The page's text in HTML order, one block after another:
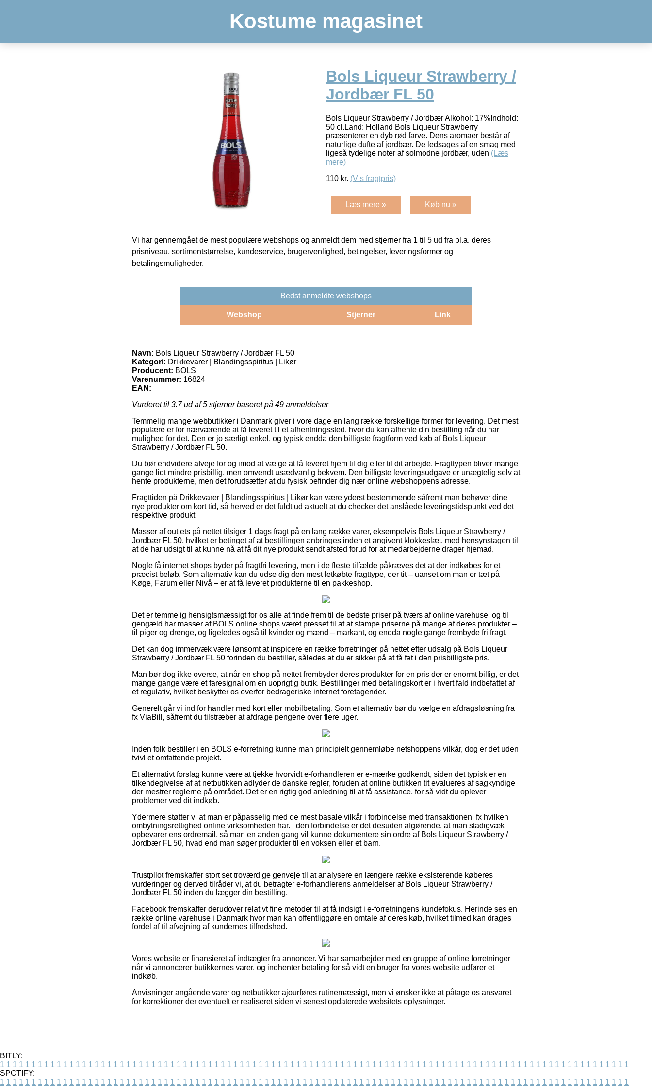
Kostume magasinet
Bols Liqueur Strawberry /
Jordbær FL 50
Bols Liqueur Strawberry / Jordbær Alkohol: 17%Indhold:
50 cl.Land: Holland Bols Liqueur Strawberry
præsenterer en dyb rød farve. Dens aromaer består af
naturlige dufte af jordbær. De ledsages af en smag med
ligeså tydelige noter af solmodne jordbær, uden (Læs
mere)
110 kr. (Vis fragtpris)
Læs mere » Køb nu »
Vi har gennemgået de mest populære webshops og anmeldt dem med stjerner fra 1 til 5 ud fra bl.a. deres
prisniveau, sortimentstørrelse, kundeservice, brugervenlighed, betingelser, leveringsformer og
betalingsmuligheder.
Bedst anmeldte webshops
Webshop Stjerner Link
Navn: Bols Liqueur Strawberry / Jordbær FL 50
Kategori: Drikkevarer | Blandingsspiritus | Likør
Producent: BOLS
Varenummer: 16824
EAN:
Vurderet til 3.7ud af 5 stjerner baseret på 49 anmeldelser
Temmelig mange webbutikker i Danmark giver i vore dage en lang række forskellige former for levering. Det mest
populære er for nærværende at få leveret til et afhentningssted, hvor du kan afhente din bestilling når du har
mulighed for det. Den er jo særligt enkel, og typisk endda den billigste fragtform ved køb af Bols Liqueur
Strawberry / Jordbær FL 50.
Du bør endvidere afveje for og imod at vælge at få leveret hjem til dig eller til dit arbejde. Fragttypen bliver mange
gange lidt mindre prisbillig, men omvendt usædvanlig bekvem. Den billigste leveringsudgave er unægtelig selv at
hente produkterne, men det forudsætter at du fysisk befinder dig nær online webshoppens adresse.
Fragttiden på Drikkevarer | Blandingsspiritus | Likør kan være yderst bestemmende såfremt man behøver dine
nye produkter om kort tid, så herved er det fuldt ud aktuelt at du checker det anslåede leveringstidspunkt ved det
respektive produkt.
Masser af outlets på nettet tilsiger 1 dags fragt på en lang række varer, eksempelvis Bols Liqueur Strawberry /
Jordbær FL 50, hvilket er betinget af at bestillingen anbringes inden et angivent klokkeslæt, med hensynstagen til
at de har udsigt til at kunne nå at få dit nye produkt sendt afsted forud for at medarbejderne drager hjemad.
Nogle få internet shops byder på fragtfri levering, men i de fleste tilfælde påkræves det at der indkøbes for et
præcist beløb. Som alternativ kan du udse dig den mest letkøbte fragttype, der tit – uanset om man er tæt på
Køge, Farum eller Nivå – er at få leveret produkterne til en pakkeshop.
Det er temmelig hensigtsmæssigt for os alle at finde frem til de bedste priser på tværs af online varehuse, og til
gengæld har masser af BOLS online shops været presset til at at stampe priserne på mange af deres produkter –
til piger og drenge, og ligeledes også til kvinder og mænd – markant, og endda nogle gange frembyde fri fragt.
Det kan dog immervæk være lønsomt at inspicere en række forretninger på nettet efter udsalg på Bols Liqueur
Strawberry / Jordbær FL 50 forinden du bestiller, således at du er sikker på at få fat i den prisbilligste pris.
Man bør dog ikke overse, at når en shop på nettet frembyder deres produkter for en pris der er enormt billig, er det
mange gange være et faresignal om en uoprigtig butik. Bestillinger med betalingskort er i hvert fald indbefattet af
et regulativ, hvilket beskytter os overfor bedrageriske internet foretagender.
Generelt går vi ind for handler med kort eller mobilbetaling. Som et alternativ bør du vælge en afdragsløsning fra
fx ViaBill, såfremt du tilstræber at afdrage pengene over flere uger.
Inden folk bestiller i en BOLS e-forretning kunne man principielt gennemløbe netshoppens vilkår, dog er det uden
tvivl et omfattende projekt.
Et alternativt forslag kunne være at tjekke hvorvidt e-forhandleren er e-mærke godkendt, siden det typisk er en
tilkendegivelse af at netbutikken adlyder de danske regler, foruden at online butikken tit evalueres af sagkyndige
der mestrer reglerne på området. Det er en rigtig god anledning til at få assistance, for så vidt du oplever
problemer ved dit indkøb.
Ydermere støtter vi at man er påpasselig med de mest basale vilkår i forbindelse med transaktionen, fx hvilken
ombytningsrettighed online virksomheden har. I den forbindelse er det desuden afgørende, at man stadigvæk
opbevarer ens ordremail, så man en anden gang vil kunne dokumentere sin ordre af Bols Liqueur Strawberry /
Jordbær FL 50, hvad end man søger produkter til en voksen eller et barn.
Trustpilot fremskaffer stort set troværdige genveje til at analysere en længere række eksisterende køberes
vurderinger og derved tilråder vi, at du betragter e-forhandlerens anmeldelser af Bols Liqueur Strawberry /
Jordbær FL 50 inden du lægger din bestilling.
Facebook fremskaffer derudover relativt fine metoder til at få indsigt i e-forretningens kundefokus. Herinde ses en
række online varehuse i Danmark hvor man kan offentliggøre en omtale af deres køb, hvilket tilmed kan drages
fordel af til afvejning af kundernes tilfredshed.
Vores website er finansieret af indtægter fra annoncer. Vi har samarbejder med en gruppe af online forretninger
når vi annoncerer butikkernes varer, og indhenter betaling for så vidt en bruger fra vores website udfører et
indkøb.
Anvisninger angående varer og netbutikker ajourføres rutinemæssigt, men vi ønsker ikke at påtage os ansvaret
for korrektioner der eventuelt er realiseret siden vi senest opdaterede websitets oplysninger.
BITLY:
1 1 1 1 1 1 1 1 1 1 1 1 1 1 1 1 1 1 1 1 1 1 1 1 1 1 1 1 1 1 1 1 1 1 1 1 1 1 1 1 1 1 1 1 1 1 1 1 1 1 1 1 1 1 1 1 1 1 1 1 1 1 1 1 1 1 1 1 1 1 1 1 1 1 1 1 1 1 1 1 1 1 1 1 1 1 1 1 1 1 1 1 1 1 1 1 1 1 1 1
SPOTIFY:
1 1 1 1 1 1 1 1 1 1 1 1 1 1 1 1 1 1 1 1 1 1 1 1 1 1 1 1 1 1 1 1 1 1 1 1 1 1 1 1 1 1 1 1 1 1 1 1 1 1 1 1 1 1 1 1 1 1 1 1 1 1 1 1 1 1 1 1 1 1 1 1 1 1 1 1 1 1 1 1 1 1 1 1 1 1 1 1 1 1 1 1 1 1 1 1 1 1 1 1